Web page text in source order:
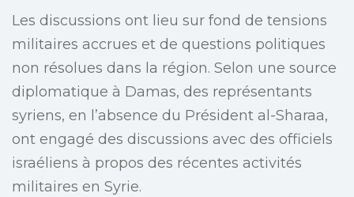
Les discussions ont lieu sur fond de tensions
militaires accrues et de questions politiques
non résolues dans la région. Selon une source
diplomatique à Damas, des représentants
syriens, en l’absence du Président al-Sharaa,
ont engagé des discussions avec des officiels
israéliens à propos des récentes activités
militaires en Syrie.